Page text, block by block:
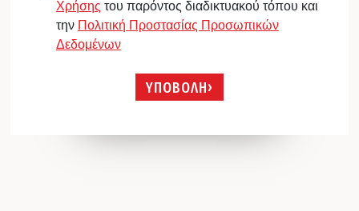
Χρήσης του παρόντος διαδικτυακού τόπου και
την Πολιτική Προστασίας Προσωπικών
Δεδομένων
ΥΠΟΒΟΛΗ